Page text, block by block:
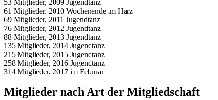
53 Mitglieder, 2009 Jugendtanz
61 Mitglieder, 2010 Wochenende im Harz
69 Mitglieder, 2011 Jugendtanz
76 Mitglieder, 2012 Jugendtanz
88 Mitglieder, 2013 Jugendtanz
135 Mitglieder, 2014 Jugendtanz
215 Mitglieder, 2015 Jugendtanz
258 Mitglieder, 2016 Jugendtanz
314 Mitglieder, 2017 im Februar
Mitglieder nach Art der Mitgliedschaft